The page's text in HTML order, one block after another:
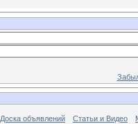
Доска объявлений Статьи и Видео